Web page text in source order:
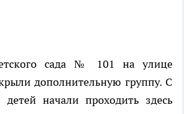
сада № 101 на улице
дополнительную группу. С
начали проходить здесь